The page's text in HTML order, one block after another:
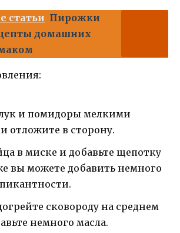
статьи Пирожки
домашних
и помидоры мелкими
отложите в сторону.
в миске и добавьте щепотку
вы можете добавить немного
сковороду на среднем
немного масла.